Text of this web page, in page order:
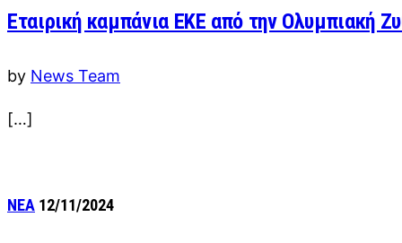
Εταιρική καμπάνια EKE από την Ολυμπιακή
by News Team
[…]
ΝΕΑ 12/11/2024